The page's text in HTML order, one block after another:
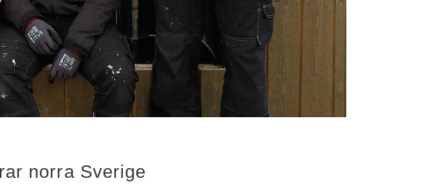
norra Sverige